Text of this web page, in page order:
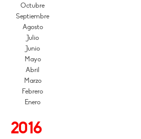
Octubre
Septiembre
Agosto
Julio
Junio
Mayo
Abril
Marzo
Febrero
Enero
2016